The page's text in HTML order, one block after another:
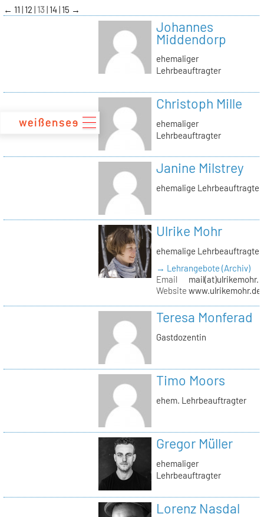
zum
Inhalt
← 11 12 13 14 15 →
Johannes
Middendorp
ehemaliger
Lehrbeauftragter
Christoph Mille
ehemaliger
Lehrbeauftragter
Janine Milstrey
ehemalige Lehrbeauftragte
Ulrike Mohr
ehemalige Lehrbeauftragte
→ Lehrangebote (Archiv)
Email
Website www.ulrikemohr.de
Teresa Monferad
Gastdozentin
Timo Moors
ehem. Lehrbeauftragter
Gregor Müller
ehemaliger
Lehrbeauftragter
Lorenz Nasdal